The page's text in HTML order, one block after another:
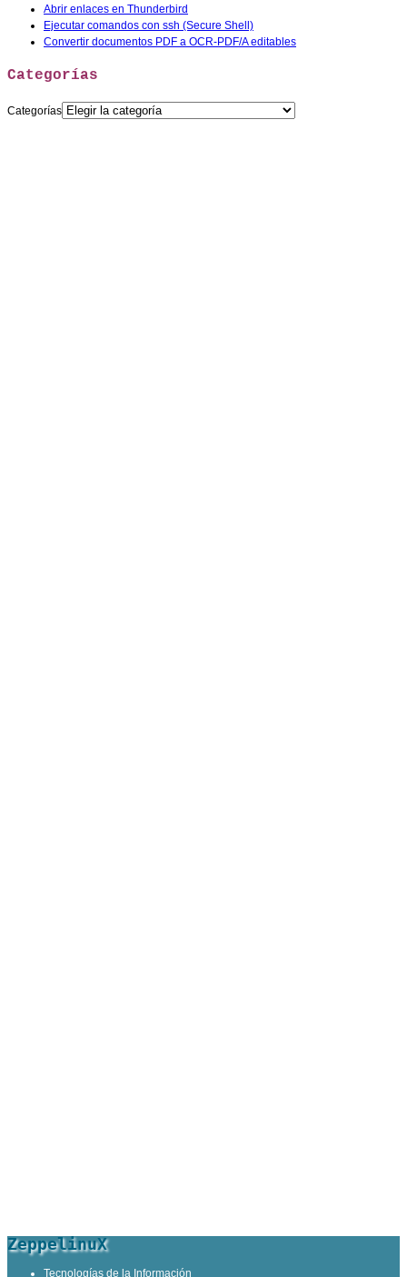
Abrir enlaces en Thunderbird
Ejecutar comandos con ssh (Secure Shell)
Convertir documentos PDF a OCR-PDF/A editables
Categorías
Categorías
ZeppelinuX
Tecnologías de la Información